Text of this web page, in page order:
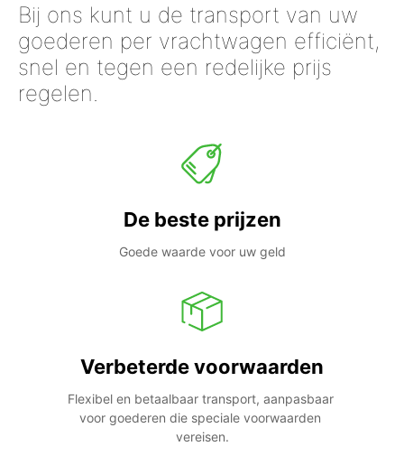
Bij ons kunt u de transport van uw
goederen per vrachtwagen efficiënt,
snel en tegen een redelijke prijs
regelen.
De beste prijzen
Goede waarde voor uw geld
Verbeterde voorwaarden
Flexibel en betaalbaar transport, aanpasbaar
voor goederen die speciale voorwaarden
vereisen.